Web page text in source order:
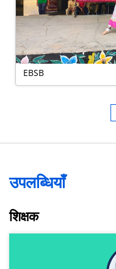
EBSB
उपलब्धियाँ
शिक्षक